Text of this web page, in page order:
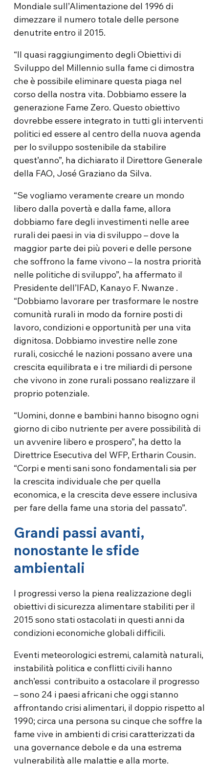
Mondiale sull’Alimentazione del 1996 di
dimezzare il numero totale delle persone
denutrite entro il 2015.
“Il quasi raggiungimento degli Obiettivi di
Sviluppo del Millennio sulla fame ci dimostra
che è possibile eliminare questa piaga nel
corso della nostra vita. Dobbiamo essere la
generazione Fame Zero. Questo obiettivo
dovrebbe essere integrato in tutti gli interventi
politici ed essere al centro della nuova agenda
per lo sviluppo sostenibile da stabilire
quest’anno”, ha dichiarato il Direttore Generale
della FAO, José Graziano da Silva.
“Se vogliamo veramente creare un mondo
libero dalla povertà e dalla fame, allora
dobbiamo fare degli investimenti nelle aree
rurali dei paesi in via di sviluppo – dove la
maggior parte dei più poveri e delle persone
che soffrono la fame vivono – la nostra priorità
nelle politiche di sviluppo”, ha affermato il
Presidente dell’IFAD, Kanayo F. Nwanze .
“Dobbiamo lavorare per trasformare le nostre
comunità rurali in modo da fornire posti di
lavoro, condizioni e opportunità per una vita
dignitosa. Dobbiamo investire nelle zone
rurali, cosicché le nazioni possano avere una
crescita equilibrata e i tre miliardi di persone
che vivono in zone rurali possano realizzare il
proprio potenziale.
“Uomini, donne e bambini hanno bisogno ogni
giorno di cibo nutriente per avere possibilità di
un avvenire libero e prospero”, ha detto la
Direttrice Esecutiva del WFP, Ertharin Cousin.
“Corpi e menti sani sono fondamentali sia per
la crescita individuale che per quella
economica, e la crescita deve essere inclusiva
per fare della fame una storia del passato”.
Grandi passi avanti,
nonostante le sfide
ambientali
I progressi verso la piena realizzazione degli
obiettivi di sicurezza alimentare stabiliti per il
2015 sono stati ostacolati in questi anni da
condizioni economiche globali difficili.
Eventi meteorologici estremi, calamità naturali,
instabilità politica e conflitti civili hanno
anch’essi contribuito a ostacolare il progresso
– sono 24 i paesi africani che oggi stanno
affrontando crisi alimentari, il doppio rispetto al
1990; circa una persona su cinque che soffre la
fame vive in ambienti di crisi caratterizzati da
una governance debole e da una estrema
vulnerabilità alle malattie e alla morte.